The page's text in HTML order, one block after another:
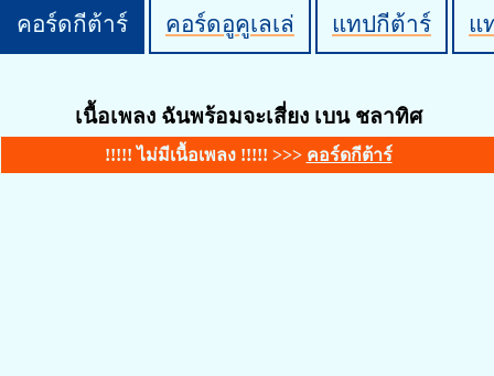
คอร์ดกีต้าร์ คอร์ดอูคูเลเล่ แทปกีต้าร์ แ
เนื้อเพลง ฉันพร้อมจะเสี่ยง เบน ชลาทิศ
!!!!! ไม่มีเนื้อเพลง !!!!! >>> คอร์ดกีต้าร์